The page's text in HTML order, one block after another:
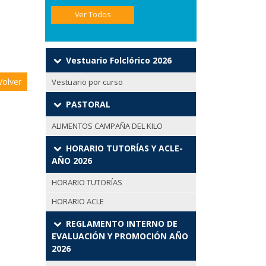
Ver Todos
Vestuario Folclórico 2026
Vestuario por curso
PASTORAL
ALIMENTOS CAMPAÑA DEL KILO
HORARIO TUTORÍAS Y ACLE-
AÑO 2026
HORARIO TUTORÍAS
HORARIO ACLE
REGLAMENTO INTERNO DE
EVALUACIÓN Y PROMOCIÓN AÑO
2026